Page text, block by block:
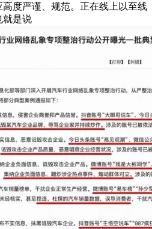
度严谨、规范。正在线上以至线
就是说